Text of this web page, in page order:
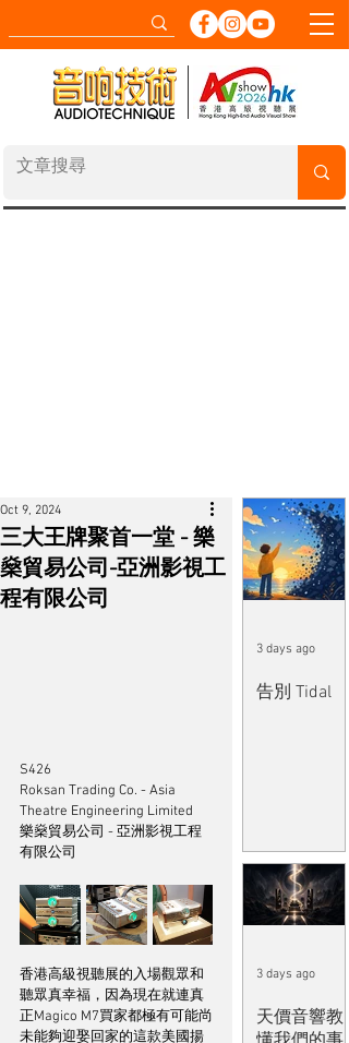
三大王牌聚首一堂 - 樂
燊貿易公司-亞洲影視工
程有限公司
Oct 9, 2024
S426
Roksan Trading Co. - Asia
Theatre Engineering Limited
樂燊貿易公司 - 亞洲影視工程
有限公司
香港高級視聽展的入場觀眾和
聽眾真幸福，因為現在就連真
正Magico M7買家都極有可能尚
未能夠迎娶回家的這款美國揚
告別 Tidal
3 days ago
天價音響教
3 days ago